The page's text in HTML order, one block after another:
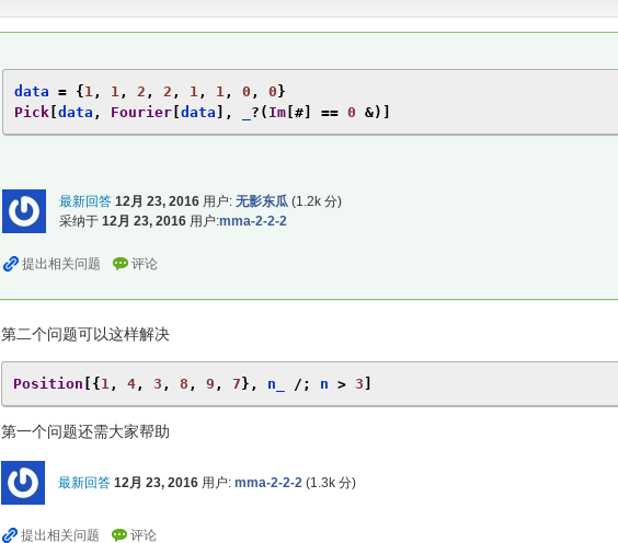
data = { 1 , 1 , 2 , 2 , 1 , 1 , 0 , 0 }
Pick data , Fourier data ], ?( Im [#] == 0 &)]
最新回答 12月 23, 2016 用户: 无影东瓜 (1.2k 分)
采纳于 12月 23, 2016 用户:mma-2-2-2
第二个问题可以这样解决
Position [{ 1 , 4 , 3 , 8 , 9 , 7 }, n_ /; n > 3
第一个问题还需大家帮助
最新回答 12月 23, 2016 用户: mma-2-2-2 (1.3k 分)